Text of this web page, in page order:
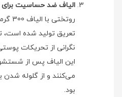
الیاف ضد حساسیت برای
تعریق تولید شده است،
نگرانی از تحریکات
این الیاف پس از
می‌کنند و از گلوله شدن
بود.